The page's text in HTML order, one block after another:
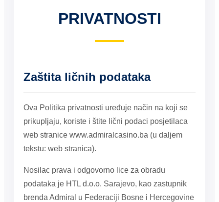
PRIVATNOSTI
Zaštita ličnih podataka
Ova Politika privatnosti uređuje način na koji se
prikupljaju, koriste i štite lični podaci posjetilaca
web stranice www.admiralcasino.ba (u daljem
tekstu: web stranica).
Nosilac prava i odgovorno lice za obradu
podataka je HTL d.o.o. Sarajevo, kao zastupnik
brenda Admiral u Federaciji Bosne i Hercegovine